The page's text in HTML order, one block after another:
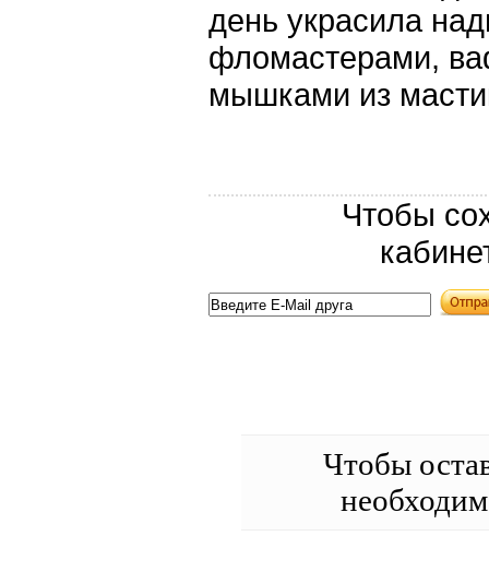
день украсила
фломастерами,
мышками из
Чтобы
Чтобы